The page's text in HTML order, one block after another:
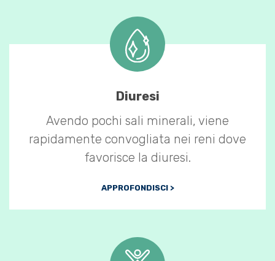
Diuresi
Avendo pochi sali minerali, viene
rapidamente convogliata nei reni dove
favorisce la diuresi.
APPROFONDISCI >